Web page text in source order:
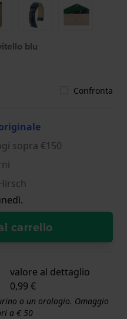
blu
Confronta
sopra €150
carrello
valore al dettaglio
0,99 €
o un orologio. Omaggio
a € 50